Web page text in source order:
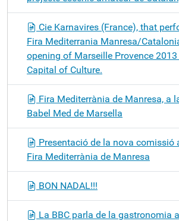
Cie Karnavires (France), that
Fira Mediterrania Manresa/
opening of Marseille Provence 2013
Capital of Culture.
Fira Mediterrània de Manresa, a
Babel Med de Marsella
Presentació de la nova comissió
Fira Mediterrània de Manresa
BON NADAL!!!
La BBC parla de la gastronomia